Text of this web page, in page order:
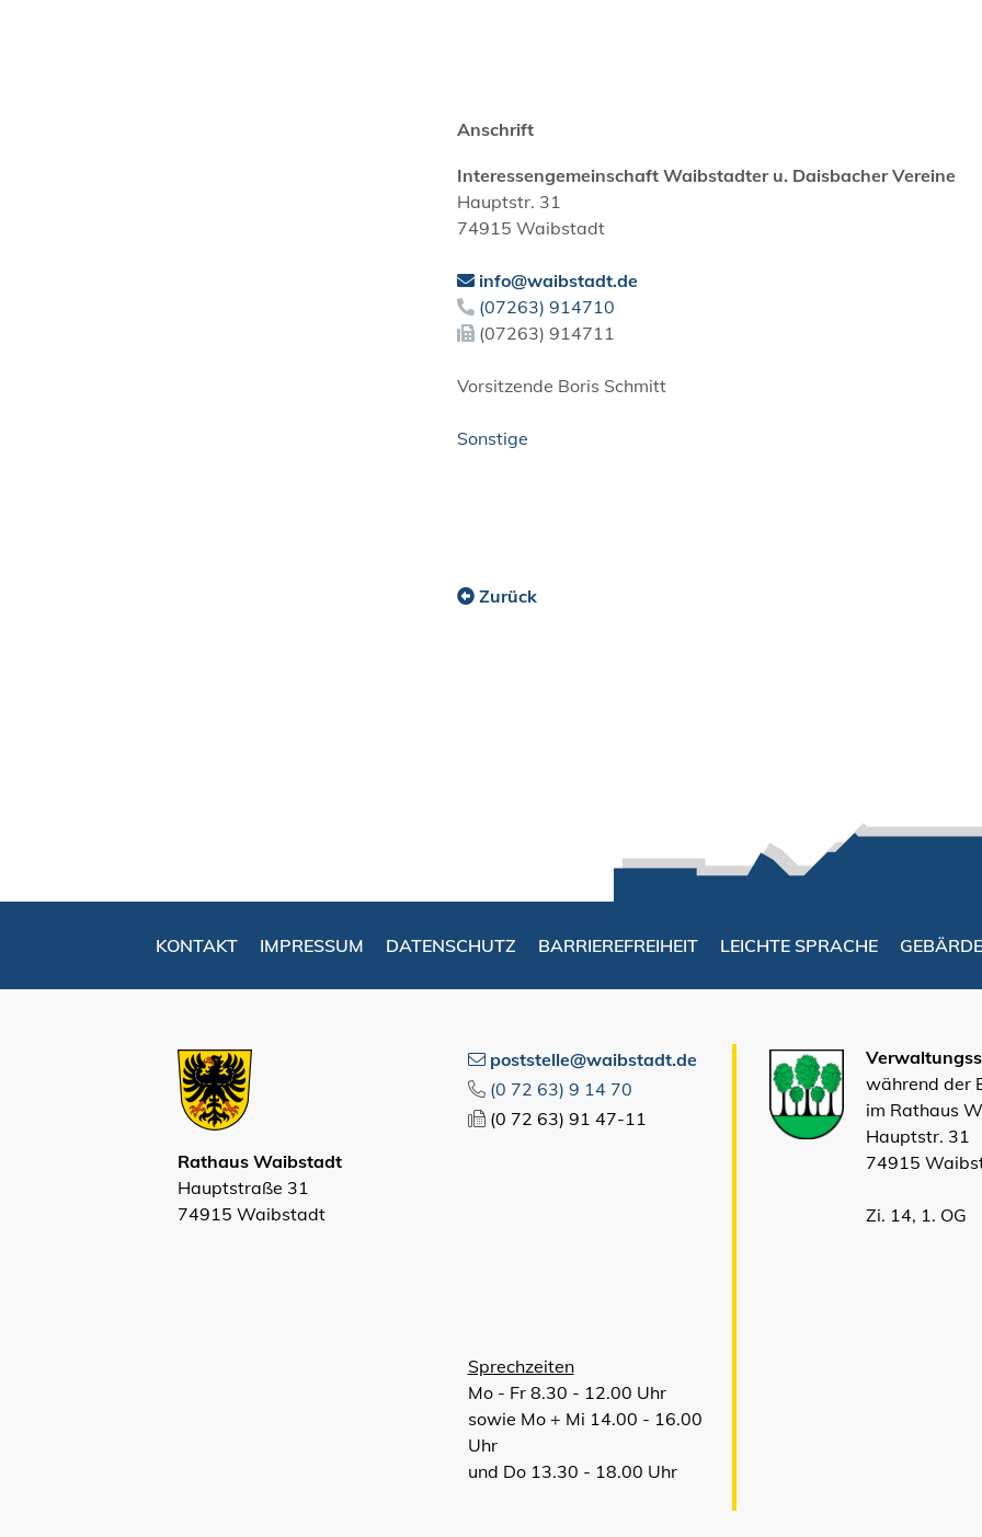
Anschrift
Interessengemeinschaft Waibstadter u. Daisbacher Vereine
Hauptstr. 31
74915 Waibstadt
info@waibstadt.de
(07263) 91 4710
(07263) 91 4711
Vorsitzende Boris Schmitt
Sonstige
Zurück
KONTAKT IMPRESSUM DATENSCHUTZ BARRIEREFREIHEIT LEICHTE SPRACHE
Rathaus Waibstadt
Hauptstraße 31
74915 Waibstadt
poststelle@waibstadt.de
(0 72 63) 9 14 70
(0 72 63) 91 47-11
Sprechzeiten
Mo - Fr 8.30 - 12.00 Uhr
sowie Mo + Mi 14.00 - 16.00
Uhr
und Do 13.30 - 18.00 Uhr
während der
im Rathaus
Hauptstr. 31
74915
Zi. 14, 1. OG